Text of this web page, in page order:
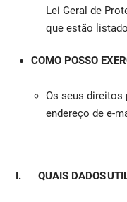
Lei Geral de
que estão
COMO POSSO
Os seus direitos
endereço de e-
I. QUAIS DADOS